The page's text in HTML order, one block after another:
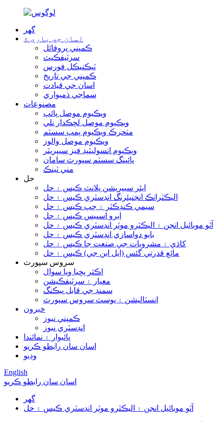
گھر
اسان جي باري ۾
ڪمپني پروفائل
سرٽيفڪيٽ
ٽيڪنيڪل فورس
ڪمپني جي تاريخ
اسان جي قيادت
سماجي ذميواري
مصنوعات
ويڪيوم موصل پائپ
ويڪيوم موصل لچڪدار نلي
متحرڪ ويڪيوم پمپ سسٽم
ويڪيوم موصل والوز
ويڪيوم انسوليٽيڊ فيز سيپريٽر
پائپنگ سسٽم سپورٽ سامان
مني ٽينڪ
حل
ايئر سيپريشن پلانٽ ڪيس ۽ حل
اليڪٽرانڪ انجنيئرنگ انڊسٽري ڪيس ۽ حل
سيمي ڪنڊڪٽر ۽ چپ ڪيس ۽ حل
ايرو اسپيس ڪيس ۽ حل
آٽو موبائيل انجن ۽ اليڪٽرو موٽر انڊسٽري ڪيس ۽ حل
بايو دواسازي انڊسٽري ڪيس ۽ حل
کاڌي ۽ مشروبات جي صنعت جا ڪيس ۽ حل
مائع قدرتي گئس (ايل اين جي) ڪيس ۽ حل
سروس سپورٽ
اڪثر پڇيا ويا سوال
معيار ۽ سرٽيفڪيشن
سمنڊ جي قابل پيڪنگ
انسٽاليشن ۽ پوسٽ سروس سپورٽ
خبرون
ڪمپني نيوز
انڊسٽري نيوز
ڀائيوار ۽ نمائندا
اسان سان رابطو ڪريو
وڊيو
English
اسان سان رابطو ڪريو
گھر
آٽو موبائيل انجن ۽ اليڪٽرو موٽر انڊسٽري ڪيس ۽ حل